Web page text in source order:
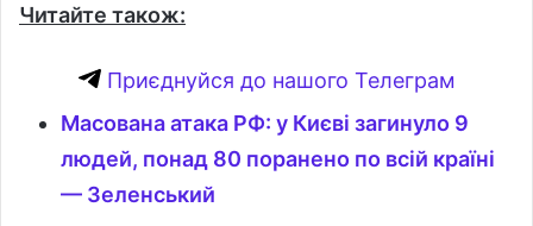
Читайте також:
Приєднуйся до нашого Телеграм
Масована атака РФ: у Києві загинуло 9
людей, понад 80 поранено по всій країні
— Зеленський